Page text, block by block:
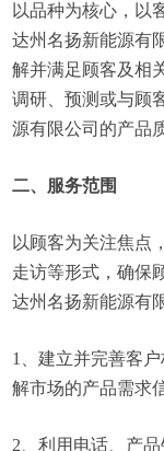
以品种为核心，以
达州名扬新能源有
解并满足顾客及相
调研、预测或与顾
源有限公司的产品
二、服务范围
以顾客为关注焦点
走访等形式，确保
达州名扬新能源有
1、建立并完善客
解市场的产品需求
2、利用电话、产